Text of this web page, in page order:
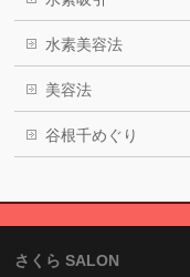
水素美容法
美容法
谷根千めぐり
さくら SALON